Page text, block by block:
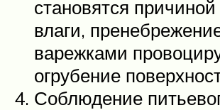
становятся
влаги,
варежками
огрубение
Соблюдение